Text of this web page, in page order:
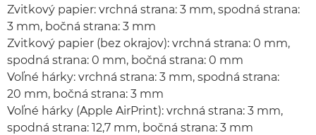
Zvitkový papier: vrchná strana: 3 mm, spodná strana:
3 mm, bočná strana: 3 mm
Zvitkový papier (bez okrajov): vrchná strana: 0 mm,
spodná strana: 0 mm, bočná strana: 0 mm
Voľné hárky: vrchná strana: 3 mm, spodná strana:
20 mm, bočná strana: 3 mm
Voľné hárky (Apple AirPrint): vrchná strana: 3 mm,
spodná strana: 12,7 mm, bočná strana: 3 mm